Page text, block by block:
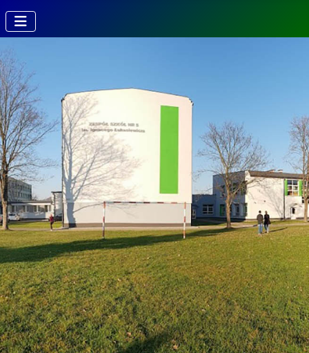
Kierunki w
Technikum
Technik fotografii i
multimediów
Technik budownictwa